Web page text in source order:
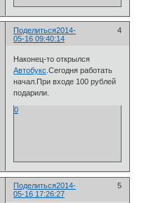
Поделиться 4
2014-
05-16 09:40:14
Наконец-то открылся
Автобукс.Сегодня работать
начал.При входе 100 рублей
подарили.
0
Поделиться 5
2014-
05-16 17:26:27